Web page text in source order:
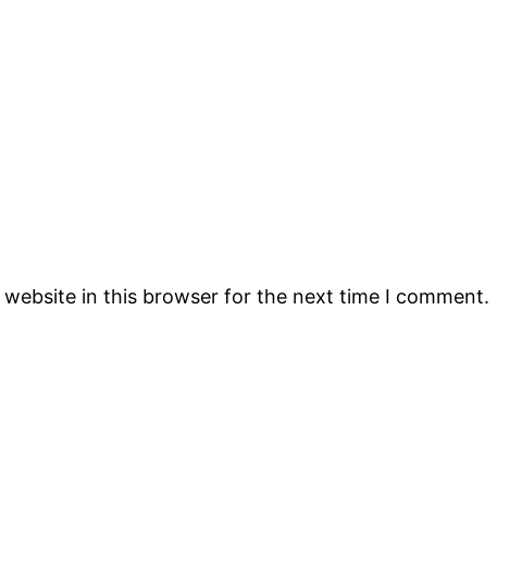
website in this browser for the next time I comment.